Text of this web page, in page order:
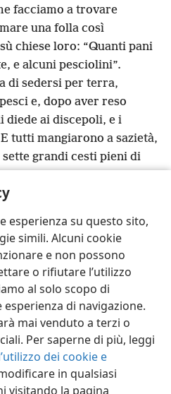
esperienza su questo sito,
simili. Alcuni cookie
e non possono
o rifiutare l’utilizzo
al solo scopo di
di navigazione.
mai venduto a terzi o
Per saperne di più, leggi
dei cookie e
in qualsiasi
visitando la pagina
facciamo a trovare
una folla così
chiese loro: “Quanti pani
e alcuni pesciolini”.
di sedersi per terra,
e, dopo aver reso
diede ai discepoli, e i
E tutti mangiarono a sazietà,
grandi cesti pieni di
le donne e i bambini.
di Magadàn. +
Impostazioni
and Tract Society of Pennsylvania
sulla privacy
Impostazioni privacy
Accedi